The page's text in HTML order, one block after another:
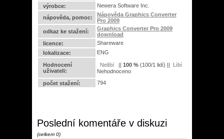
výrobce:
Newera Software Inc.
nápověda, pomoc:
Nápověda Graphics Converter
Pro 2009
odkaz ke stažení:
Graphics Converter Pro 2009
download
licence:
Shareware
lokalizace:
ENG
Hodnocení
uživateli:
|| 100 % (100/1 lidí) ||
Nehodnoceno
počet stažení:
794
Poslední komentáře v diskuzi
(celkem 0)